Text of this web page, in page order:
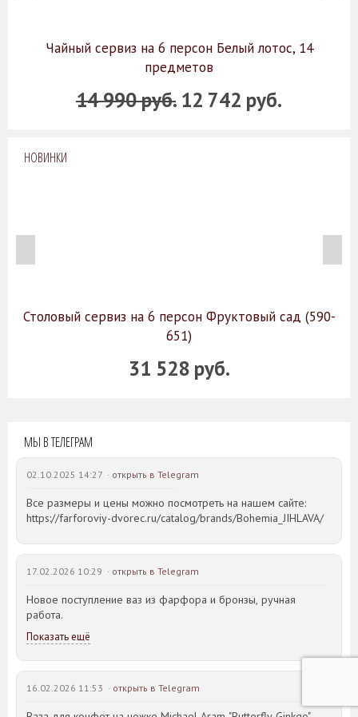
Чайный сервиз на 6 персон Белый лотос, 14
предметов
14 990 руб. 12 742 руб.
НОВИНКИ
Столовый сервиз на 6 персон Фруктовый сад (590-
651)
31 528 руб.
МЫ В ТЕЛЕГРАМ
02.10.2025 14:27 · открыть в Telegram
Все размеры и цены можно посмотреть на нашем сайте:
https://farforoviy-dvorec.ru/catalog/brands/Bohemia_JIHLAVA/
17.02.2026 10:29 · открыть в Telegram
Новое поступление ваз из фарфора и бронзы, ручная
работа.
Показать ещё
16.02.2026 11:53 · открыть в Telegram